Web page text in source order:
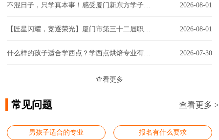
2026-08-01
2026-08-01
2026-07-30
查看更多
常见问题 查看更多 >
男孩子适合的专业 报名有什么要求